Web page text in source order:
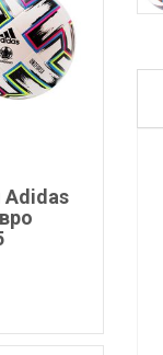
Adidas